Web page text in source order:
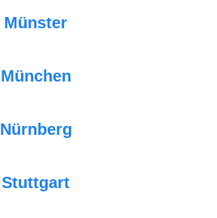
Münster
München
Nürnberg
Stuttgart